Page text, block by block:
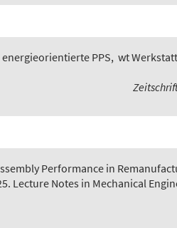
PPS, wt
Performance in
Lecture Notes in Mechanical